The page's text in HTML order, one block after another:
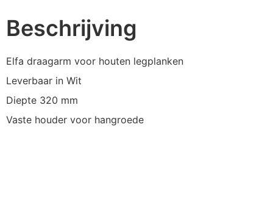
Beschrijving
Elfa draagarm voor houten legplanken
Leverbaar in Wit
Diepte 320 mm
Vaste houder voor hangroede